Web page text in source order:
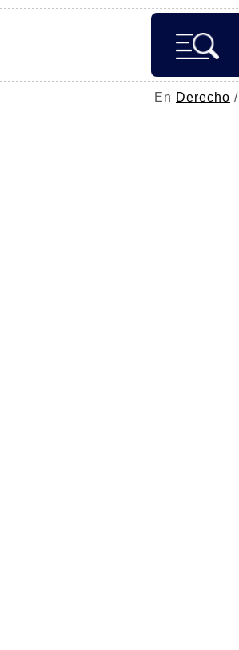
En Derecho /